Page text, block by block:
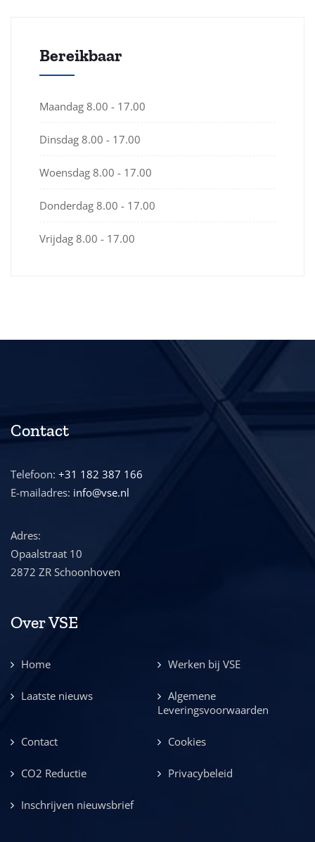
Bereikbaar
Maandag 8.00 - 17.00
Dinsdag 8.00 - 17.00
Woensdag 8.00 - 17.00
Donderdag 8.00 - 17.00
Vrijdag 8.00 - 17.00
Contact
Telefoon: +31 182 387 166
E-mailadres: info@vse.nl
Adres:
Opaalstraat 10
2872 ZR Schoonhoven
Over VSE
Home Werken bij VSE
Laatste nieuws
Algemene
Leveringsvoorwaarden
Contact Cookies
CO2 Reductie Privacybeleid
Inschrijven nieuwsbrief